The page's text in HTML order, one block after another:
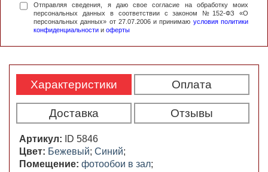
Отправляя сведения, я даю свое согласие на обработку моих
персональных данных в соответствии с законом №152-ФЗ «О
персональных данных» от 27.07.2006 и принимаю условия политики
конфиденциальности и оферты
Характеристики Оплата
Доставка Отзывы
Артикул:
ID 5846
Цвет: Бежевый; Синий;
Помещение: фотообои в зал;